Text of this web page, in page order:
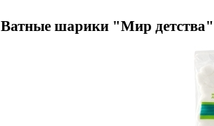
Ватные шарики "Мир